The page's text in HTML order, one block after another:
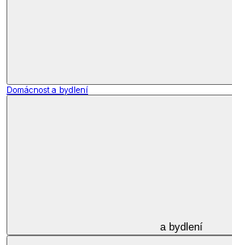
Domácnost a bydlení
a bydlení